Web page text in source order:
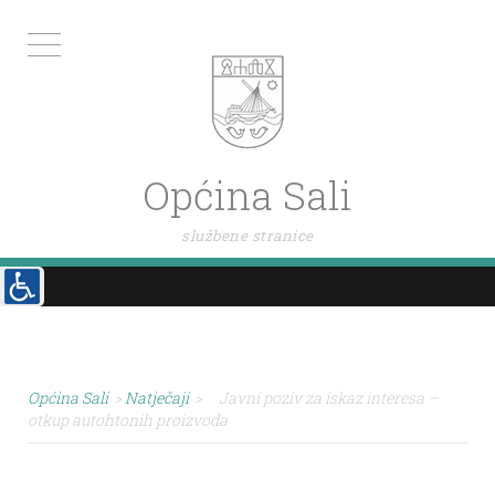
Općina Sali
službene stranice
Općina Sali > Natječaji >
Javni poziv za iskaz interesa –
otkup autohtonih proizvoda